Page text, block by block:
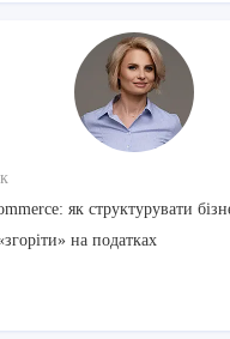
як структурувати
на податках